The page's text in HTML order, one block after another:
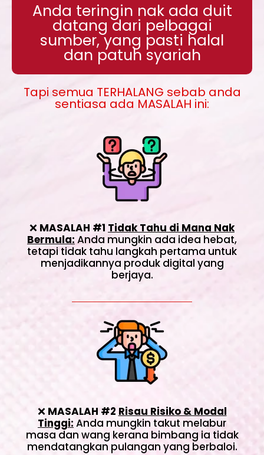
Anda teringin nak ada duit
datang dari pelbagai
sumber, yang pasti halal
dan patuh syariah
Tapi semua TERHALANG sebab anda
sentiasa ada MASALAH ini:
❌ MASALAH #1 Tidak Tahu di Mana Nak
Bermula: Anda mungkin ada idea hebat,
tetapi tidak tahu langkah pertama untuk
menjadikannya produk digital yang
berjaya.
❌ MASALAH #2 Risau Risiko & Modal
Tinggi: Anda mungkin takut melabur
masa dan wang kerana bimbang ia tidak
mendatangkan pulangan yang berbaloi.